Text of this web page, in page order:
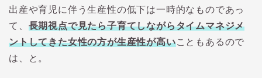
出産や育児に伴う生産性の低下は一時的なものであっ
て、 長期視点で見たら子育てしながらタイムマネジメ
ントしてきた女性の方が生産性が高いこともあるので
は、と。